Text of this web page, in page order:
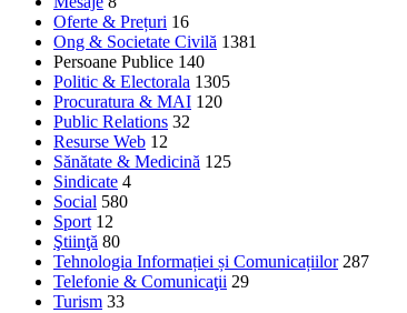
Oferte & Prețuri 16
Ong & Societate Civilă 1381
Persoane Publice 140
Politic & Electorala 1305
Procuratura & MAI 120
Public Relations 32
Resurse Web 12
Sănătate & Medicină 125
Sindicate 4
Social 580
Sport 12
Ştiinţă 80
Tehnologia Informației și Comunicațiilor 287
Telefonie & Comunicaţii 29
Turism 33